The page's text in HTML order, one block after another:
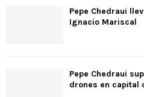
Pepe Chedraui
Ignacio Mariscal
Pepe Chedraui
drones en capital